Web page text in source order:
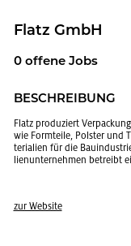
Flatz GmbH
0 of­fe­ne Jobs
BE­SCHREI­BUNG
Flatz pro­du­ziert
wie Form­tei­le, Pols­ter und
te­ria­li­en für die
li­en­un­ter­neh­men be­treibt
zur Web­site